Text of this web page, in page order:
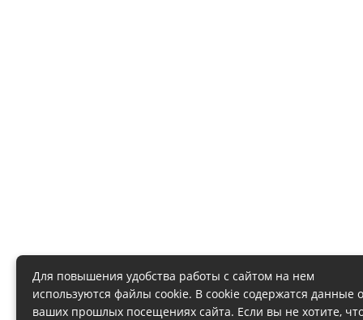
Для повышения удобства работы с сайтом на нем
используются файлы cookie. В cookie содержатся данные о
ваших прошлых посещениях сайта. Если вы не хотите,